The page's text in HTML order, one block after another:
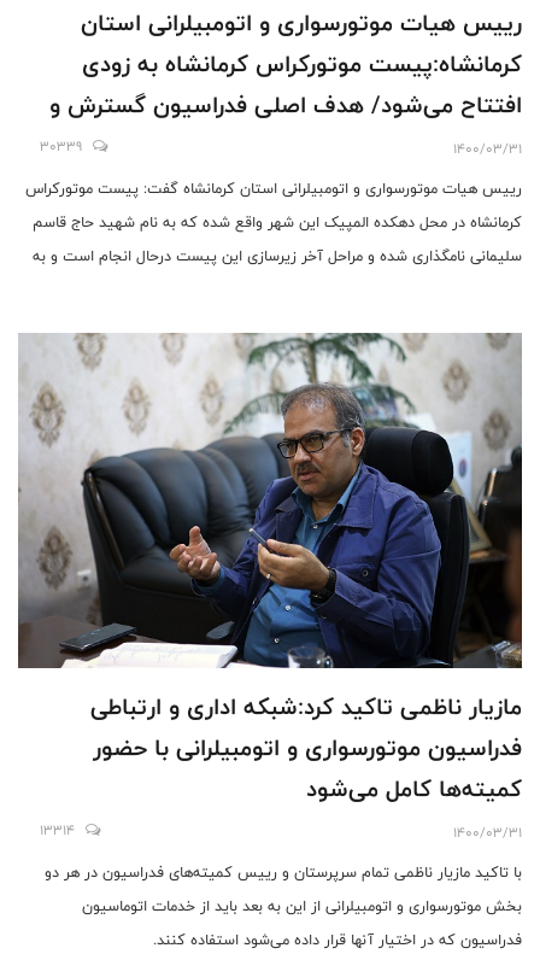
رییس هیات موتورسواری و اتومبیلرانی استان
کرمانشاه:پیست موتورکراس کرمانشاه به زودی
افتتاح می‌شود/ هدف اصلی فدراسیون گسترش و
توسعه رشته موتورسواری و اتومبیلرانی در همه
استان هااست
1400/03/31
30339
رییس هیات موتورسواری و اتومبیلرانی استان کرمانشاه گفت: پیست موتورکراس
کرمانشاه در محل دهکده المپیک این شهر واقع شده که به نام شهید حاج قاسم
سلیمانی نامگذاری شده و مراحل آخر زیرسازی این پیست درحال انجام است و به
مازیار ناظمی تاکید کرد:شبکه اداری و ارتباطی
فدراسیون موتورسواری و اتومبیلرانی با حضور
کمیته‌ها کامل می‌شود
1400/03/31
13314
با تاکید مازیار ناظمی تمام سرپرستان و رییس کمیته‌های فدراسیون در هر دو
بخش موتورسواری و اتومبیلرانی از این به بعد باید از خدمات اتوماسیون
فدراسیون که در اختیار آنها قرار داده می‌شود استفاده کنند.